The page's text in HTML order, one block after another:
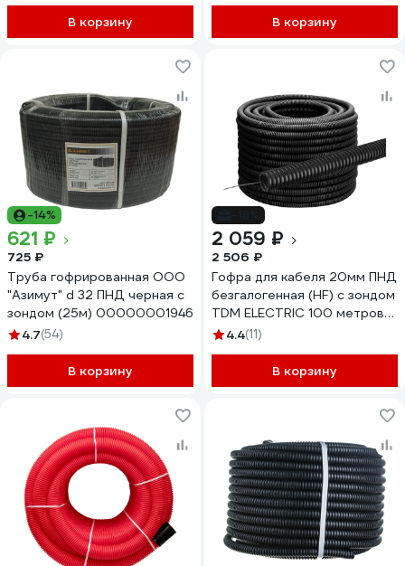
КФ 09040_BAВ корзину В корзину
-14%
621 ₽
725 ₽
Труба гофрированная ООО
"Азимут" d 32 ПНД черная с
зондом (25м) 00000001946
4.7(54)
В корзину
2 059 ₽
2 506 ₽
Гофра для кабеля 20мм ПНД
безгалогенная (HF) с зондом
TDM ELECTRIC 100 метров
легкая черная SQ0413-0002
4.4(11)
В корзину